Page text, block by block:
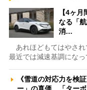
【4ヶ
なる「
消…
あれほどもてはやされ
最近では減速基調にな
《雪道の対応力を検